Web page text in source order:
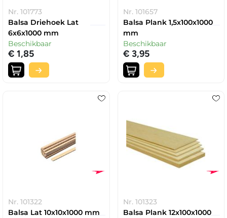
Nr. 101773
Balsa Driehoek Lat
6x6x1000 mm
Beschikbaar
€ 1,85
Nr. 101657
Balsa Plank 1,5x100x1000
mm
Beschikbaar
€ 3,95
Nr. 101322
Balsa Lat 10x10x1000 mm
Nr. 101323
Balsa Plank 12x100x1000